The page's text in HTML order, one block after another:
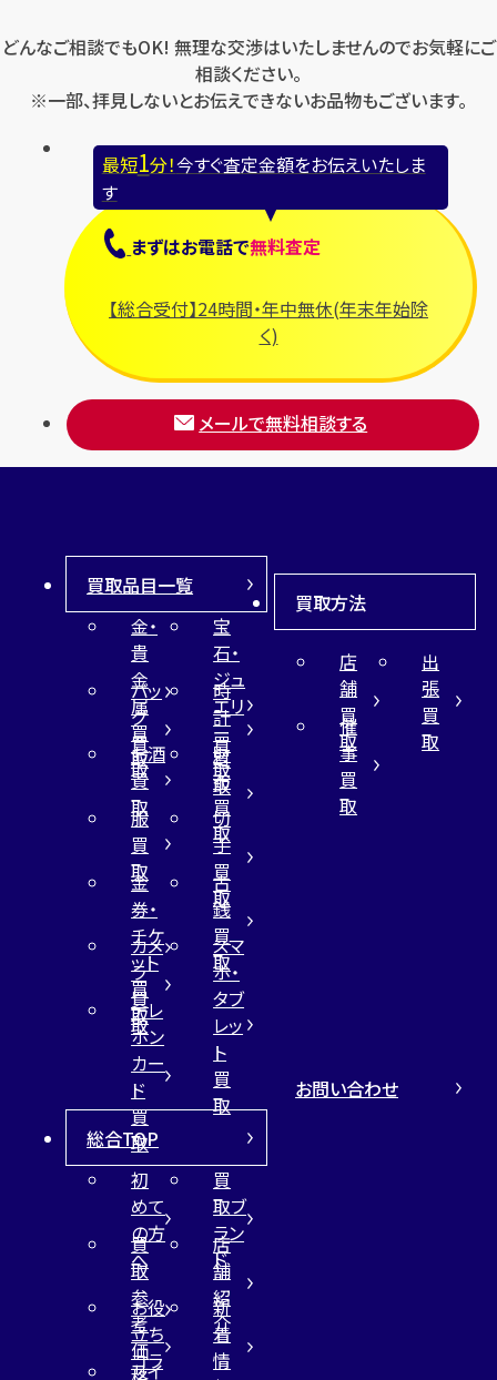
どんなご相談でもOK! 無理な交渉はいたしませんのでお気軽にご
相談ください。
※一部、拝見しないとお伝えできないお品物もございます。
最短1分！今すぐ査定金額をお伝えいたしま
す
まずはお電話で無料査定
【総合受付】24時間・年中無休(年末年始除
く)
メールで無料相談する
買取品目一覧
金・
貴
金
属
買
取
宝
石・
ジュ
エリ
ー
買
取
バッ
グ
買
取
時
計
買
取
お酒
買
取
財
布
買
取
服
買
取
切
手
買
取
金
券・
チケ
ット
買
取
古
銭
買
取
カメ
ラ
買
取
スマ
ホ・
タブ
レッ
ト
買
取
テレ
ホン
カー
ド
買
取
買取方法
店
舗
買
取
出
張
買
取
催
事
買
取
総合TOP
初
めて
の方
へ
買
取ブ
ラン
ド
買
取
参
考
価
店
舗
紹
介
お役
立ち
コラ
新
着
情
サイ
お問い合わせ